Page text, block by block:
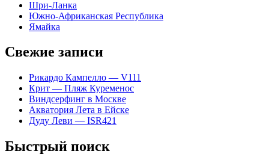
Шри-Ланка
Южно-Африканская Республика
Ямайка
Свежие записи
Рикардо Кампелло — V111
Крит — Пляж Куременос
Виндсерфинг в Москве
Акватория Лета в Ейске
Дуду Леви — ISR421
Быстрый поиск